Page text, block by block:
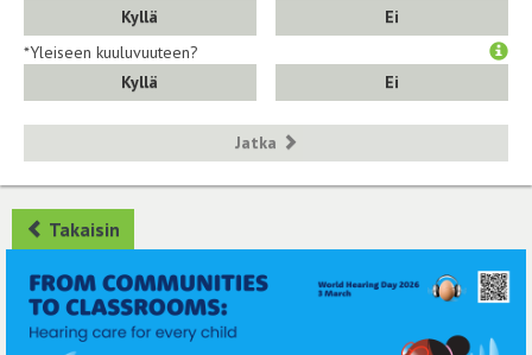
Kyllä
Ei
*Yleiseen kuuluvuuteen?
Kyllä
Ei
Jatka
Takaisin